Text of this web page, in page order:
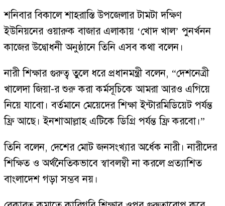
শনিবার বিকালে শাহরাস্তি উপজেলার টামটা দক্ষিণ
ইউনিয়নের ওয়ারুক বাজার এলাকায় ‘খোদ খাল’ পুনর্খনন
কাজের উদ্বোধনী অনুষ্ঠানে তিনি এসব কথা বলেন।
নারী শিক্ষার গুরুত্ব তুলে ধরে প্রধানমন্ত্রী বলেন, “দেশনেত্রী
খালেদা জিয়া-র শুরু করা কর্মসূচিকে আমরা আরও এগিয়ে
নিয়ে যাবো। বর্তমানে মেয়েদের শিক্ষা ইন্টারমিডিয়েট পর্যন্ত
ফ্রি আছে। ইনশাআল্লাহ এটিকে ডিগ্রি পর্যন্ত ফ্রি করবো।”
তিনি বলেন, দেশের মোট জনসংখ্যার অর্ধেক নারী। নারীদের
শিক্ষিত ও অর্থনৈতিকভাবে স্বাবলম্বী না করলে প্রত্যাশিত
বাংলাদেশ গড়া সম্ভব নয়।